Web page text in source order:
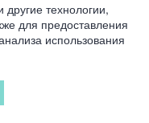
технологии,
для предоставления
использования